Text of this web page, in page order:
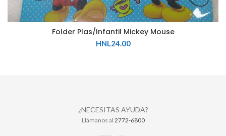
Folder Plas/Infantil Mickey Mouse
HNL24.00
¿NECESITAS AYUDA?
Llámanos al 2772-6800